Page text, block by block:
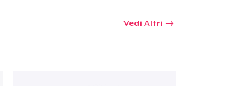
Vedi Altri